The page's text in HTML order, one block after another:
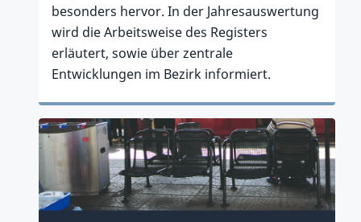
besonders hervor. In der Jahresauswertung
wird die Arbeitsweise des Registers
erläutert, sowie über zentrale
Entwicklungen im Bezirk informiert.
Zum Artikel